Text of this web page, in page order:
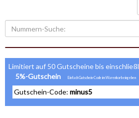
Limitiert auf 50 Gutscheine bis
5%-Gutschein
Gutschein-Code: minus5